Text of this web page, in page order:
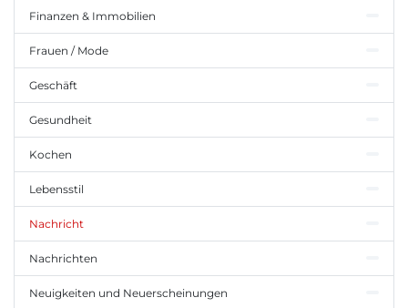
Finanzen & Immobilien
Frauen / Mode
Geschäft
Gesundheit
Kochen
Lebensstil
Nachricht
Nachrichten
Neuigkeiten und Neuerscheinungen